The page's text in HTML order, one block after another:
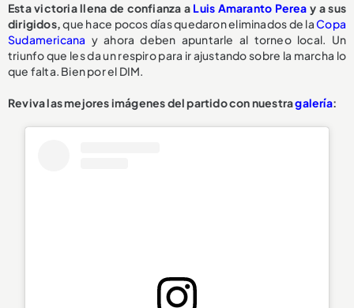
Esta victoria llena de confianza a Luis Amaranto Perea y a sus
dirigidos,que hace pocos días quedaron eliminados de laCopa
Sudamericana y ahora deben apuntarle al torneo local. Un
triunfo que les da un respiro para ir ajustando sobre la marcha lo
que falta. Bien por el DIM.
Reviva las mejores imágenes del partido con nuestragalería: